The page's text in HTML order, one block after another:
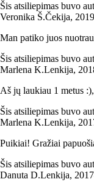
Šis atsiliepimas buvo
Veronika Š.Čekija,
Man patiko juos
Šis atsiliepimas buvo
Marlena K.Lenkija,
Aš jų laukiau 1 metus
Šis atsiliepimas buvo
Marlena K.Lenkija,
Puikiai! Gražiai
Šis atsiliepimas buvo
Danuta D.Lenkija,